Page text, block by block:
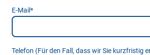
E-Mail*
Telefon (Für den Fall, dass wir Sie kurzfristig